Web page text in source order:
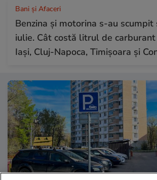
Bani și Afaceri
Benzina și motorina s-au
iulie. Cât costă litrul de carburant
Iași, Cluj-Napoca, Timișoara și